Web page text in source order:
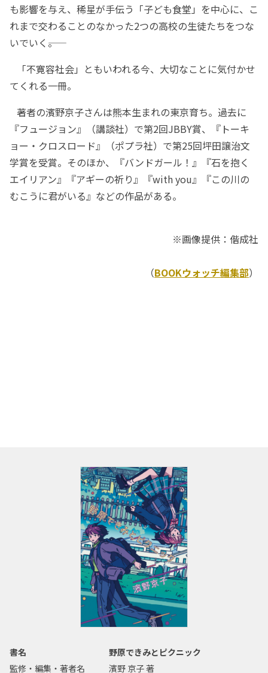
も影響を与え、稀星が手伝う「子ども食堂」を中心に、こ
れまで交わることのなかった2つの高校の生徒たちをつな
いでいく――。
「不寛容社会」ともいわれる今、大切なことに気付かせ
てくれる一冊。
著者の濱野京子さんは熊本生まれの東京育ち。過去に
『フュージョン』（講談社）で第2回JBBY賞、『トーキ
ョー・クロスロード』（ポプラ社）で第25回坪田譲治文
学賞を受賞。そのほか、『バンドガール！』『石を抱く
エイリアン』『アギーの祈り』『with you』『この川の
むこうに君がいる』などの作品がある。
※画像提供：偕成社
（BOOKウォッチ編集部）
書名
野原できみとピクニック
監修・編集・著者名
濱野 京子 著